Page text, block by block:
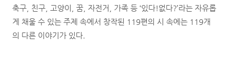
축구, 친구, 고양이, 꿈, 자전거, 가족 등 ‘있다!없다?’라는 자유롭
게 채울 수 있는 주제 속에서 창작된 119편의 시 속에는 119개
의 다른 이야기가 있다.